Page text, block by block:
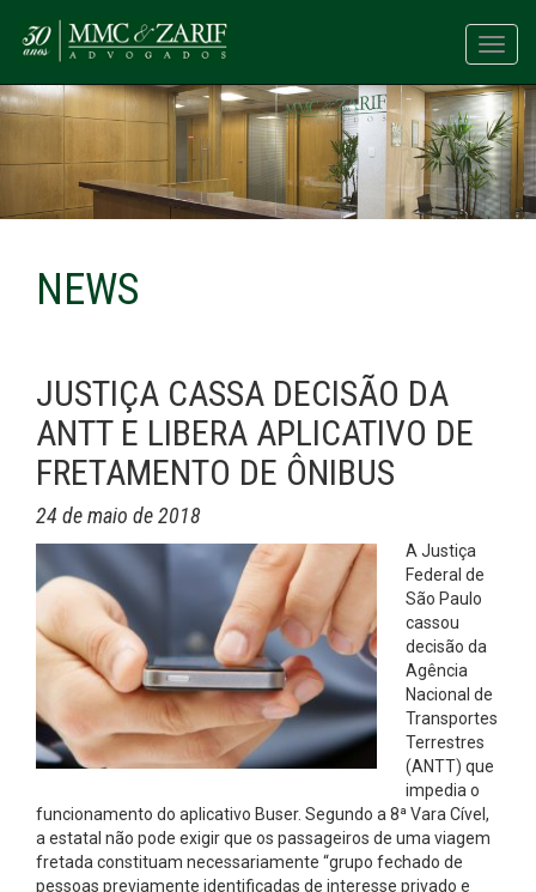
NEWS
JUSTIÇA CASSA DECISÃO DA
ANTT E LIBERA APLICATIVO DE
FRETAMENTO DE ÔNIBUS
24 de maio de 2018
A Justiça
Federal de
São Paulo
cassou
decisão da
Agência
Nacional de
Transportes
Terrestres
(ANTT) que
impedia o
funcionamento do aplicativo Buser. Segundo a 8ª Vara Cível,
a estatal não pode exigir que os passageiros de uma viagem
fretada constituam necessariamente “grupo fechado de
pessoas previamente identificadas de interesse privado e